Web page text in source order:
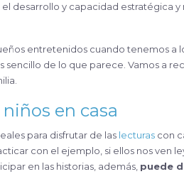
desarrollo y capacidad estratégica
entretenidos cuando tenemos a
de lo que parece. Vamos a
en casa
para disfrutar de las lecturas con
con el ejemplo, si ellos nos ven
en las historias, además, puede